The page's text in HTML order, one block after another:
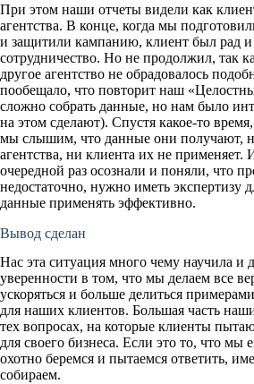
При этом наши отчеты видели как
агентства. В конце, когда мы
и защитили кампанию, клиент был рад и
сотрудничество. Но не продолжил, так
другое агентство не обрадовалось
пообещало, что повторит наш
сложно собрать данные, но нам было
на этом сделают). Спустя какое-то
мы слышим, что данные они получают,
агентства, ни клиента их не
очередной раз осознали и поняли, что
недостаточно, нужно иметь экспертизу
данные применять эффективно.
Вывод сделан
Нас эта ситуация много чему научила и
уверенности в том, что мы делаем все
ускоряться и больше делиться
для наших клиентов. Большая часть
тех вопросах, на которые клиенты
для своего бизнеса. Если это то, что мы
охотно беремся и пытаемся ответить,
собираем.